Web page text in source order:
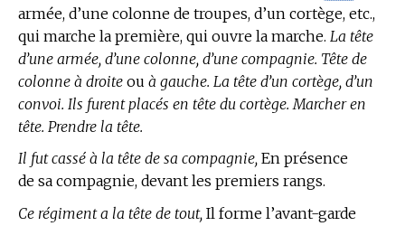
armée, d’une colonne de troupes, d’un cortège, etc.,
qui marche la première, qui ouvre la marche. La tête
d’une armée, d’une colonne, d’une compagnie. Tête de
colonne à droite ou à gauche. La tête d’un cortège, d’un
convoi. Ils furent placés en tête du cortège. Marcher en
tête. Prendre la tête.
Il fut cassé à la tête de sa compagnie, En présence
de sa compagnie, devant les premiers rangs.
Ce régiment a la tête de tout, Il forme l’avant-garde